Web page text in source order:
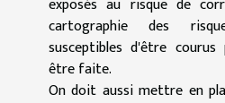
exposés au risque de
cartographie des
susceptibles d'être
être faite.
On doit aussi mettre en